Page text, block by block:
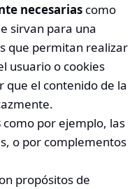
necesarias como
sirvan para una
que permitan realizar
usuario o cookies
que el contenido de la
como por ejemplo, las
o por complementos
propósitos de